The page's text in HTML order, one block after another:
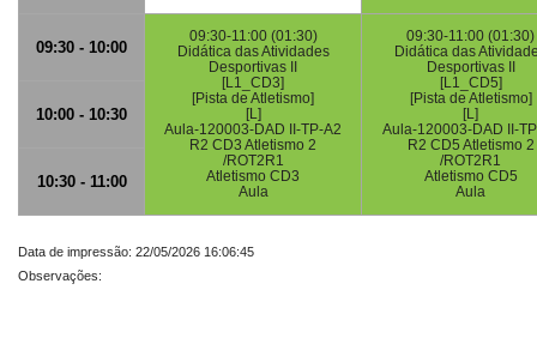
09:30 - 10:00
09:30-11:00 (01:30)
Didática das Atividades
Desportivas II
[L1_CD3]
[Pista de Atletismo]
[L]
Aula-120003-DAD II-TP-A2
R2 CD3 Atletismo 2
/ROT2R1
Atletismo CD3
Aula
09:30-11:00 (01:30)
Didática das
Desportivas II
[L1_CD5]
[Pista de Atletismo]
[L]
Aula-120003-DAD II-
R2 CD5 Atletismo 2
/ROT2R1
Atletismo CD5
Aula
10:00 - 10:30
10:30 - 11:00
Data de impressão: 22/05/2026 16:06:45
Observações: